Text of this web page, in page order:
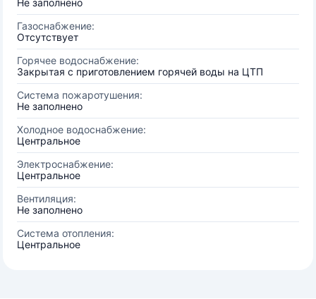
Не заполнено
Газоснабжение:
Отсутствует
Горячее водоснабжение:
Закрытая с приготовлением горячей воды на ЦТП
Система пожаротушения:
Не заполнено
Холодное водоснабжение:
Центральное
Электроснабжение:
Центральное
Вентиляция:
Не заполнено
Система отопления:
Центральное